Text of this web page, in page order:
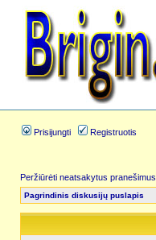
Prisijungti Registruotis
Peržiūrėti neatsakytus pranešimus
Pagrindinis diskusijų puslapis